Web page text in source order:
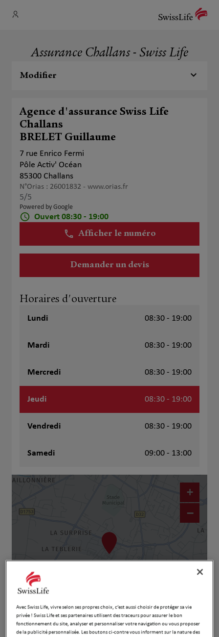
Assurance Challans - Swiss Life
Modifier
Agence d'assurance Swiss Life
Challans
BRELET Guillaume
7 rue Enrico Fermi
Pôle Activ' Océan
85300 Challans
N°Orias : 26001832 - www.orias.fr
5/5
Powered by Google
Ouvert 08:30 - 19:00
Afficher le numéro
Demander un devis
Horaires d'ouverture
Lundi 08:30 - 19:00
Mardi 08:30 - 19:00
Mercredi 08:30 - 19:00
Jeudi 08:30 - 19:00
Vendredi 08:30 - 19:00
Samedi 09:00 - 13:00
+
−
Leaflet| Map ©2026HERE
Naviguer Itinéraire
Avec Swiss Life, vivre selon ses propres choix, c’est aussi choisir de protéger sa vie
privée ! Swiss Life et ses partenaires utilisent des traceurs pour assurer le bon
fonctionnement du site, analyser et personnaliser votre navigation ou vous proposer
de la publicité personnalisée. Les boutons ci-contre vous informent sur la nature des